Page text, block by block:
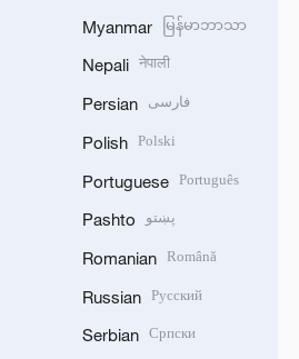
Myanmar မြန်မာဘာသာ
Nepali नेपाली
Persian فارسی
Polish Polski
Portuguese Português
Pashto پښتو
Romanian Română
Russian Русский
Serbian Српски